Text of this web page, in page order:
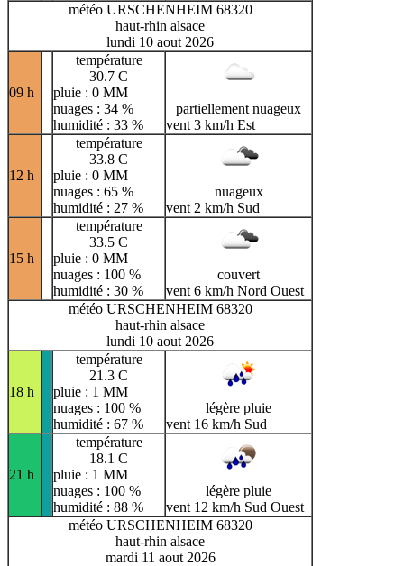
météo URSCHENHEIM 68320
haut-rhin alsace
lundi 10 aout 2026
09 h
température
30.7 C
pluie : 0 MM
nuages : 34 %
humidité : 33 %
partiellement nuageux
vent 3 km/h Est
12 h
température
33.8 C
pluie : 0 MM
nuages : 65 %
humidité : 27 %
nuageux
vent 2 km/h Sud
15 h
température
33.5 C
pluie : 0 MM
nuages : 100 %
humidité : 30 %
couvert
vent 6 km/h Nord Ouest
météo URSCHENHEIM 68320
haut-rhin alsace
lundi 10 aout 2026
18 h
température
21.3 C
pluie : 1 MM
nuages : 100 %
humidité : 67 %
légère pluie
vent 16 km/h Sud
21 h
température
18.1 C
pluie : 1 MM
nuages : 100 %
humidité : 88 %
légère pluie
vent 12 km/h Sud Ouest
météo URSCHENHEIM 68320
haut-rhin alsace
mardi 11 aout 2026